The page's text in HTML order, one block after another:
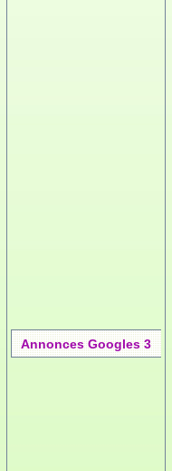
Annonces Googles 3